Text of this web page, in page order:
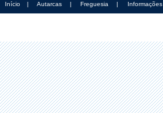
Início | Autarcas | Freguesia | Informações